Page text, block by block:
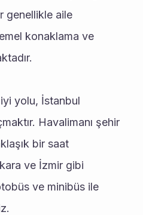
genellikle aile
konaklama ve
yolu, İstanbul
Havalimanı şehir
bir saat
ve İzmir gibi
ve minibüs ile